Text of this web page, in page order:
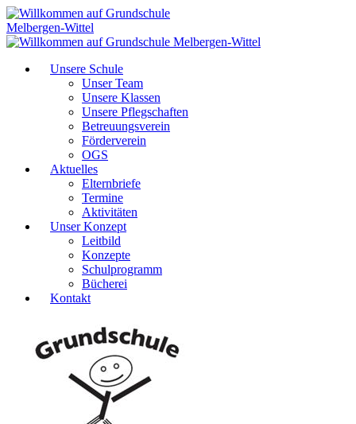
Unsere Schule
Unser Team
Unsere Klassen
Unsere Pflegschaften
Betreuungsverein
Förderverein
OGS
Aktuelles
Elternbriefe
Termine
Aktivitäten
Unser Konzept
Leitbild
Konzepte
Schulprogramm
Bücherei
Kontakt